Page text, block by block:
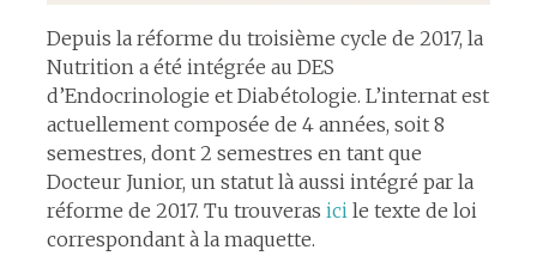
Depuis la réforme du troisième cycle de 2017, la
Nutrition a été intégrée au DES
d’Endocrinologie et Diabétologie. L’internat est
actuellement composée de 4 années, soit 8
semestres, dont 2 semestres en tant que
Docteur Junior, un statut là aussi intégré par la
réforme de 2017. Tu trouveras ici le texte de loi
correspondant à la maquette.